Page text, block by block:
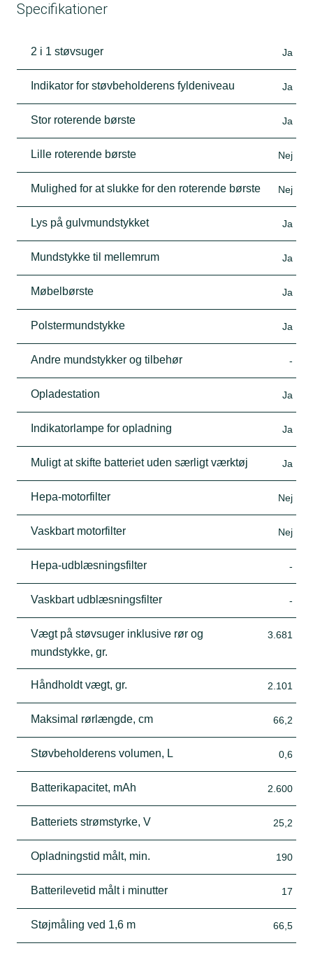
Specifikationer
2 i 1 støvsuger Ja
Indikator for støvbeholderens fyldeniveau Ja
Stor roterende børste Ja
Lille roterende børste Nej
Mulighed for at slukke for den roterende børste Nej
Lys på gulvmundstykket Ja
Mundstykke til mellemrum Ja
Møbelbørste Ja
Polstermundstykke Ja
Andre mundstykker og tilbehør -
Opladestation Ja
Indikatorlampe for opladning Ja
Muligt at skifte batteriet uden særligt værktøj Ja
Hepa-motorfilter Nej
Vaskbart motorfilter Nej
Hepa-udblæsningsfilter -
Vaskbart udblæsningsfilter -
Vægt på støvsuger inklusive rør og
mundstykke, gr.
3.681
Håndholdt vægt, gr. 2.101
Maksimal rørlængde, cm 66,2
Støvbeholderens volumen, L 0,6
Batterikapacitet, mAh 2.600
Batteriets strømstyrke, V 25,2
Opladningstid målt, min. 190
Batterilevetid målt i minutter 17
Støjmåling ved 1,6 m 66,5